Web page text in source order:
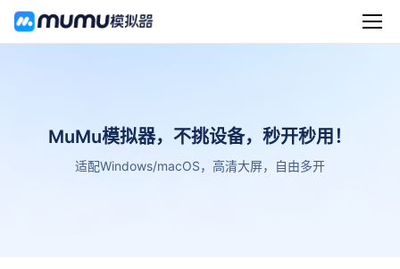
MuMu模拟器，不挑设备，秒开秒用！
适配Windows/macOS，高清大屏，自由多开